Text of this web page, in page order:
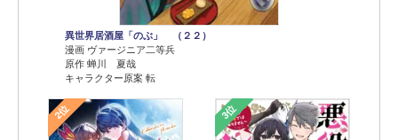
異世界居酒屋「のぶ」 （２２）
漫画 ヴァージニア二等兵
原作 蝉川 夏哉
キャラクター原案 転
2位 3位